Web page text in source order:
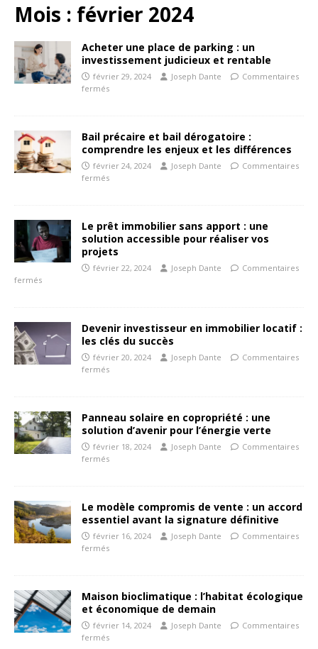
Mois : février 2024
Acheter une place de parking : un
investissement judicieux et rentable
février 29, 2024 Joseph Dante
Commentaires
fermés
Bail précaire et bail dérogatoire :
comprendre les enjeux et les différences
février 24, 2024 Joseph Dante
Commentaires
fermés
Le prêt immobilier sans apport : une
solution accessible pour réaliser vos
projets
février 22, 2024 Joseph Dante
Commentaires
fermés
Devenir investisseur en immobilier locatif :
les clés du succès
février 20, 2024 Joseph Dante
Commentaires
fermés
Panneau solaire en copropriété : une
solution d’avenir pour l’énergie verte
février 18, 2024 Joseph Dante
Commentaires
fermés
Le modèle compromis de vente : un accord
essentiel avant la signature définitive
février 16, 2024 Joseph Dante
Commentaires
fermés
Maison bioclimatique : l’habitat écologique
et économique de demain
février 14, 2024 Joseph Dante
Commentaires
fermés